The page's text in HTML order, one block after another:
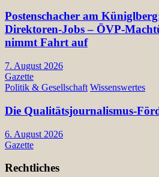
Postenschacher am
Direktoren-Jobs – ÖVP-
nimmt Fahrt auf
7. August 2026
Gazette
Politik & Gesellschaft Wissenswertes
Die Qualitätsjournalismus-
6. August 2026
Gazette
Rechtliches